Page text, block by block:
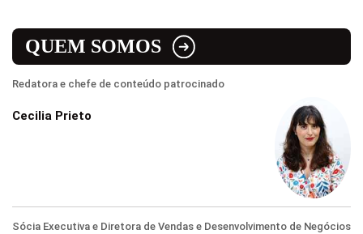
QUEM SOMOS
Redatora e chefe de conteúdo patrocinado
Cecilia Prieto
Sócia Executiva e Diretora de Vendas e Desenvolvimento de Negócios